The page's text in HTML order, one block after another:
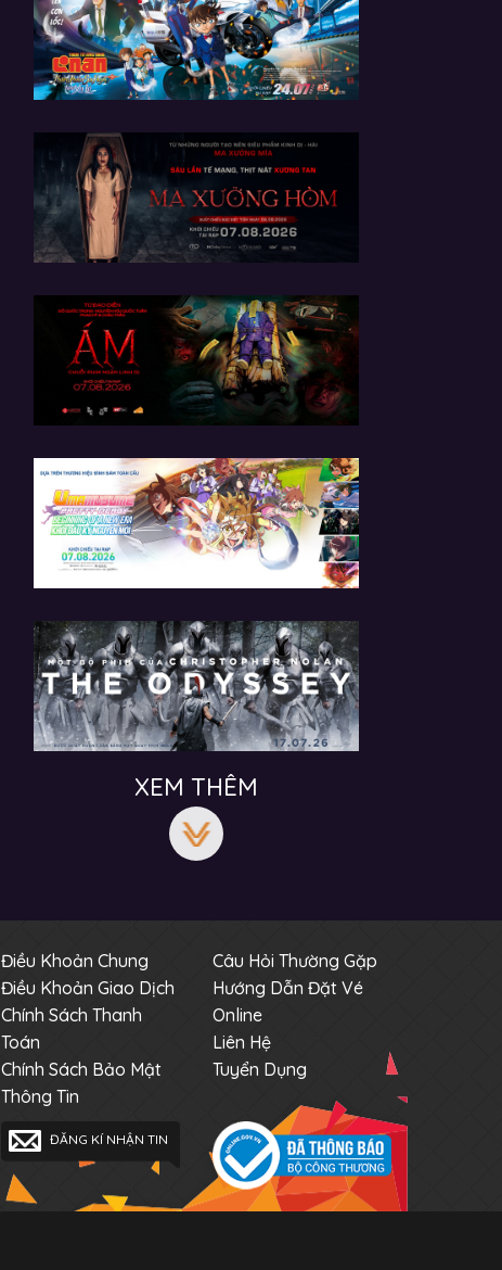
XEM THÊM
Điều Khoản Chung
Điều Khoản Giao Dịch
Chính Sách Thanh
Toán
Chính Sách Bảo Mật
Thông Tin
Câu Hỏi Thường Gặp
Hướng Dẫn Đặt Vé
Online
Liên Hệ
Tuyển Dụng
ĐĂNG KÍ NHẬN TIN